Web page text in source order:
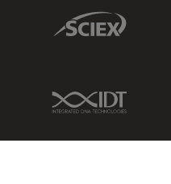
Sciex Link
IDT Link